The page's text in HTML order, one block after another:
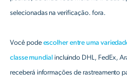
selecionadas na verificação. fora.
Você pode escolher entre uma
classe mundialincluindo DHL, FedEx,
receberá informações de rastreamento